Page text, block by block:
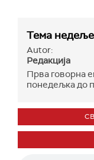
Тема недеље
Autor:
Редакција
Прва говорна
понедељка до